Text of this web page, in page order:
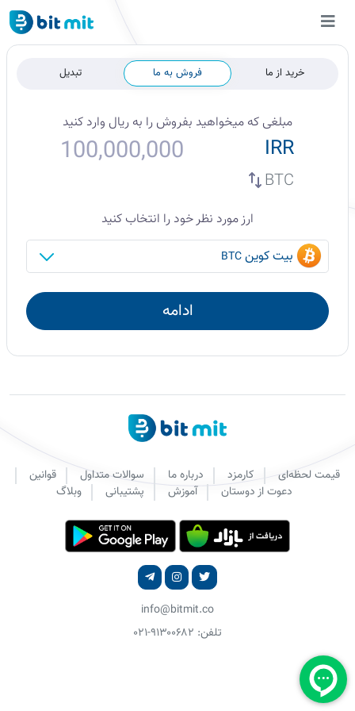
خرید از ما فروش به ما تبدیل
مبلغی که میخواهید بفروش را به ریال وارد کنید
IRR
BTC
ارز مورد نظر خود را انتخاب کنید
بیت کوینBTC
ادامه
قیمت لحظه‌ای کارمزد درباره ما سوالات متداول
قوانین
دعوت از دوستان
آموزش پشتیبانی وبلاگ
info@bitmit.co
تلفن: ۹۱۳۰۰۶۸۲-۰۲۱